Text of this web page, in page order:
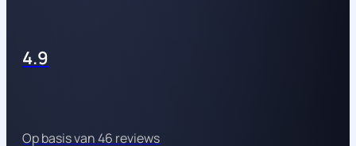
4.9
Op basis van 46 reviews